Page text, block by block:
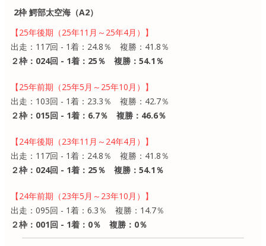
2枠 鰐部太空海（A2）
【25年後期（25年11月～25年4月）】
出走：117回 - 1着：24.8％ 複勝：41.8％
２枠：024回 - 1着：25％ 複勝：54.1％
【25年前期（25年5月～25年10月）】
出走：103回 - 1着：23.3％ 複勝：42.7％
２枠：015回 - 1着：6.7％ 複勝：46.6％
【24年後期（23年11月～24年4月）】
出走：117回 - 1着：24.8％ 複勝：41.8％
２枠：024回 - 1着：25％ 複勝：54.1％
【24年前期（23年5月～23年10月）】
出走：095回 - 1着：6.3％ 複勝：14.7％
２枠：001回 - 1着：0％ 複勝：0％